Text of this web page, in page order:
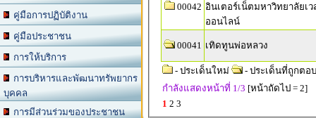
คู่มือการปฏิบัติงาน
คู่มือประชาชน
การให้บริการ
การบริหารและพัฒนาทรัพยากร
บุคคล
การมีส่วนร่วมของประชาชน
00042 อินเตอร์เน็ตมหาวิทยาลัยเ
ออนไลน์
00041 เทิดทูนพ่อหลวง
- ประเด็นใหม่
- ประเด็นที่ถูกตอ
กำลังแสดงหน้าที่ 1/3 [หน้าถัดไป = 2]
1 2 3